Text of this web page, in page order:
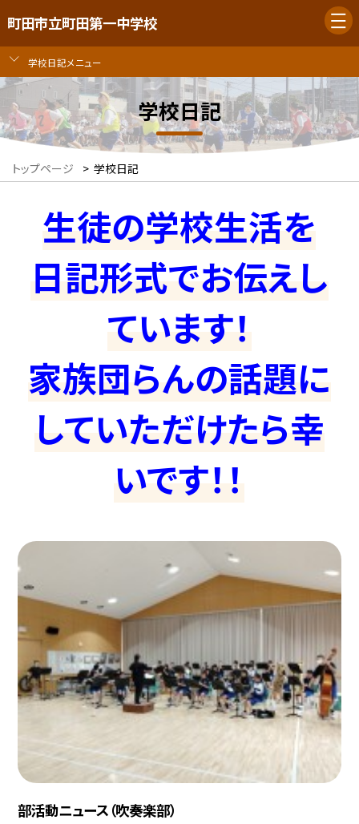
町田市立町田第一中学校
学校日記メニュー
学校日記
トップページ > 学校日記
生徒の学校生活を
日記形式でお伝えし
ています！
家族団らんの話題に
していただけたら幸
いです！！
部活動ニュース（吹奏楽部）